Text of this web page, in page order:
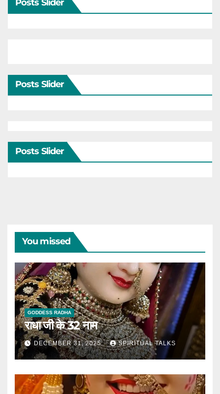
Posts Slider
Posts Slider
Posts Slider
You missed
GODDESS RADHA
राधा जी के 32 नाम
DECEMBER 31, 2025 SPIRITUAL TALKS